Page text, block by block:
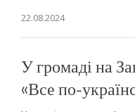
22.08.2024
У громаді на
«Все по-